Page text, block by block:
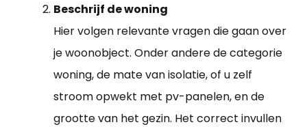
Beschrijf de woning
Hier volgen relevante vragen die gaan over
je woonobject. Onder andere de categorie
woning, de mate van isolatie, of u zelf
stroom opwekt met pv-panelen, en de
grootte van het gezin. Het correct invullen